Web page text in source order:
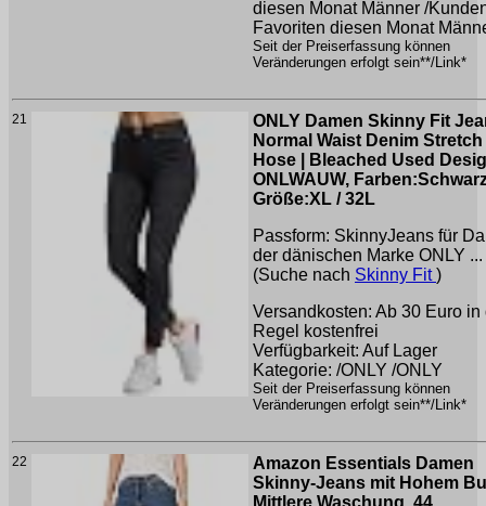
diesen Monat Männer /
Favoriten diesen Monat
Seit der Preiserfassung können
Veränderungen erfolgt sein**/Link*
21
ONLY Damen Skinny Fit
Normal Waist Denim Stretch
Hose | Bleached Used
ONLWAUW,
Größe:XL / 32L
Passform: SkinnyJeans für
der dänischen Marke ONLY ...
(Suche nach Skinny Fit)
Versandkosten: Ab 30 Euro in
Regel kostenfrei
Verfügbarkeit: Auf Lager
Kategorie: /ONLY /ONLY
Seit der Preiserfassung können
Veränderungen erfolgt sein**/Link*
22
Amazon Essentials Damen
Skinny-Jeans mit Hohem